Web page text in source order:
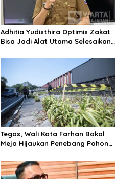
Adhitia Yudisthira Optimis Zakat
Bisa Jadi Alat Utama Selesaikan
Tegas, Wali Kota Farhan Bakal
Meja Hijaukan Penebang Pohon